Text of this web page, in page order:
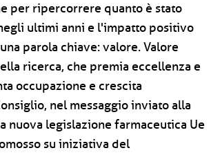
per ripercorrere quanto è stato
ultimi anni e l'impatto positivo
parola chiave: valore. Valore
ricerca, che premia eccellenza e
occupazione e crescita
nel messaggio inviato alla
nuova legislazione farmaceutica Ue
su iniziativa del